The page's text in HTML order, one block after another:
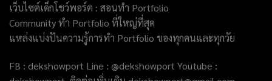
เว็บไซต์เด็กโชว์พอร์ต : สอนทำ Portfolio
Community ทำ Portfolio ที่ใหญ่ที่สุด
แหล่งแบ่งปันความรู้การทำ Portfolio ของทุกคนและทุกวัย
FB : dekshowport Line : @dekshowport Youtube :